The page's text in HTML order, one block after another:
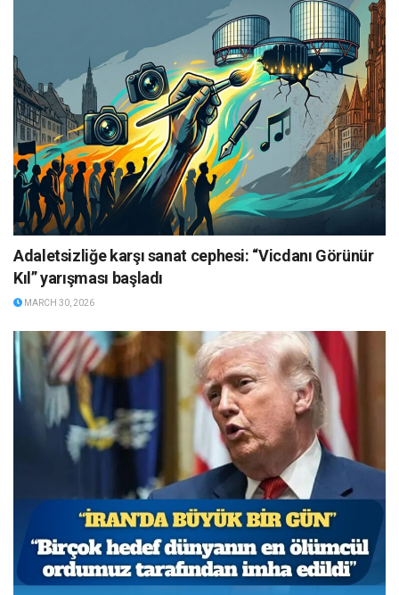
Adaletsizliğe karşı sanat cephesi: “Vicdanı Görünür
Kıl” yarışması başladı
MARCH 30, 2026